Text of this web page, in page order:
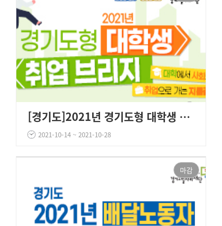
[경기도]2021년 경기도형 대학생 취업브리지 참여자 모집
2021-10-14 ~ 2021-10-28
마감